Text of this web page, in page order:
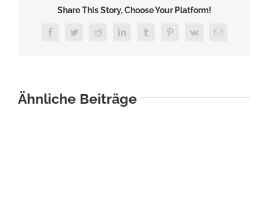
Share This Story, Choose Your Platform!
FacebookTwitterReddit LinkedInTumblrPinterest
Vk
E-
Ähnliche Beiträge